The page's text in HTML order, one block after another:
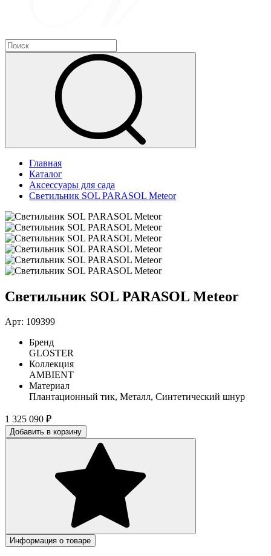
Главная
Каталог
Аксессуары для сада
Светильник SOL PARASOL Meteor
Светильник SOL PARASOL Meteor
Арт: 109399
Бренд
GLOSTER
Коллекция
AMBIENT
Материал
Плантационный тик, Металл, Синтетический шнур
1 325 090 ₽
Добавить в корзину
Информация о товаре